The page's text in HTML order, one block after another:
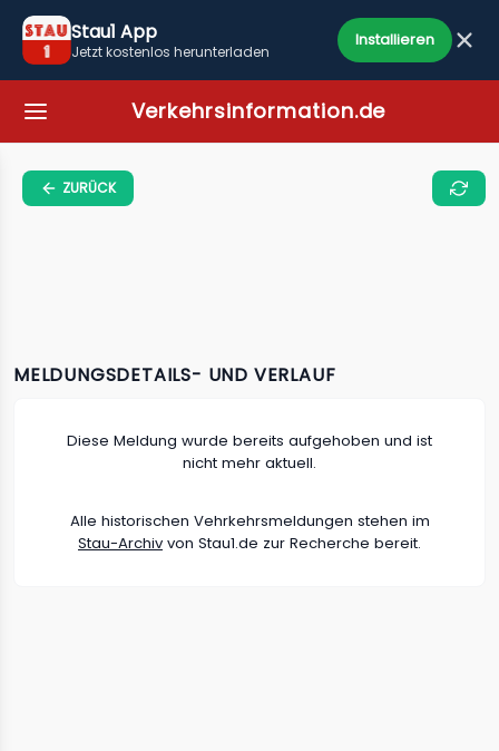
Stau1 App
Jetzt kostenlos herunterladen
Installieren
Verkehrsinformation.de
ZURÜCK
MELDUNGSDETAILS- UND VERLAUF
Diese Meldung wurde bereits aufgehoben und ist
nicht mehr aktuell.
Alle historischen Vehrkehrsmeldungen stehen im
Stau-Archiv von Stau1.de zur Recherche bereit.